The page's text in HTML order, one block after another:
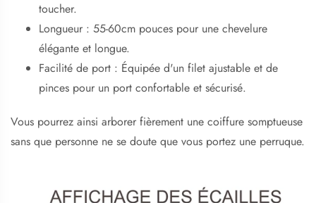
toucher.
Longueur : 55-60cm pouces pour une chevelure
élégante et longue.
Facilité de port : Équipée d'un filet ajustable et de
pinces pour un port confortable et sécurisé.
Vous pourrez ainsi arborer fièrement une coiffure somptueuse
sans que personne ne se doute que vous portez une perruque.